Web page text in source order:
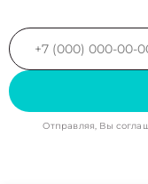
Отправляя, Вы